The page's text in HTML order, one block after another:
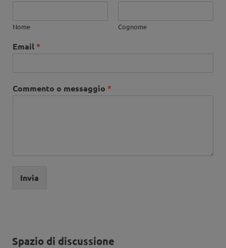
Nome Cognome
Email *
Commento o messaggio *
Invia
Spazio di discussione